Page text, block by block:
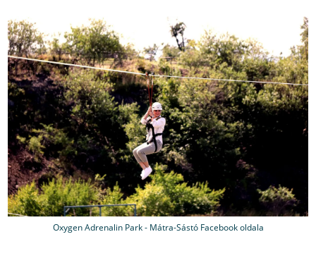
Oxygen Adrenalin Park - Mátra-Sástó Facebook oldala